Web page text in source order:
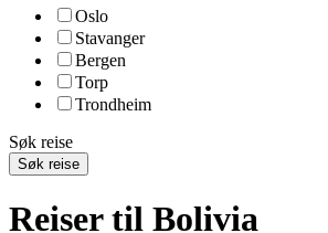
Oslo
Stavanger
Bergen
Torp
Trondheim
Søk reise
Søk reise
Reiser til Bolivia